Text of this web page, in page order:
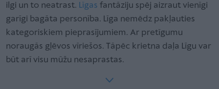
ilgi un to neatrast. Līgas fantāziju spēj aizraut vienīgi
garīgi bagāta personība. Līga nemēdz pakļauties
kategoriskiem pieprasījumiem. Ar pretīgumu
noraugās gļēvos vīriešos. Tāpēc krietna daļa Līgu var
būt arī visu mūžu nesaprastas.